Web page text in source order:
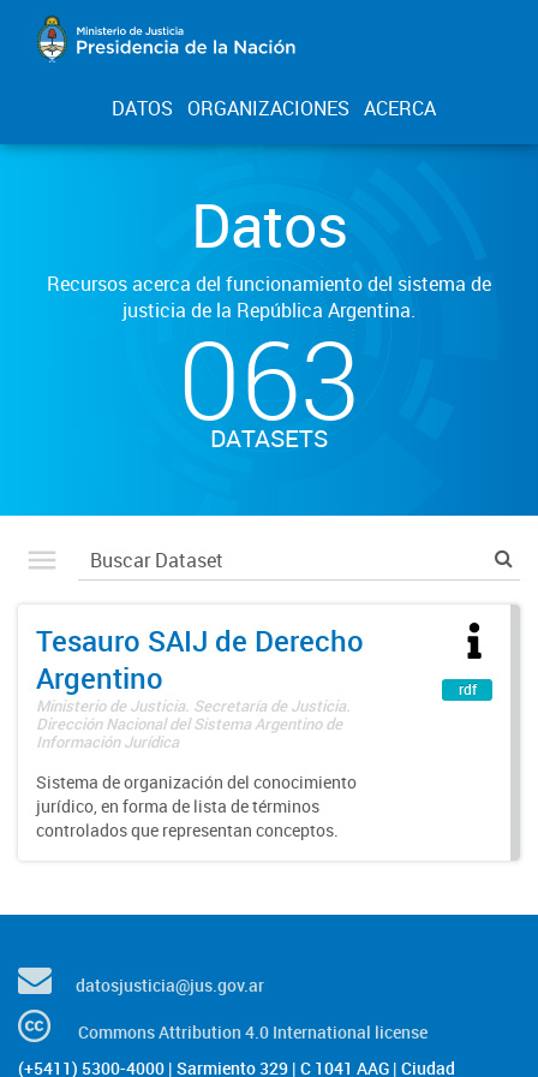
DATOS ORGANIZACIONES ACERCA
Datos
Recursos acerca del funcionamiento del sistema de
justicia de la República Argentina.
063
DATASETS
Tesauro SAIJ de Derecho
Argentino
Ministerio de Justicia. Secretaría de Justicia.
Dirección Nacional del Sistema Argentino de
Información Jurídica
Sistema de organización del conocimiento
jurídico, en forma de lista de términos
controlados que representan conceptos.
rdf
datosjusticia@jus.gov.ar
Commons Attribution 4.0 International license
(+5411) 5300-4000 | Sarmiento 329 | C 1041 AAG | Ciudad